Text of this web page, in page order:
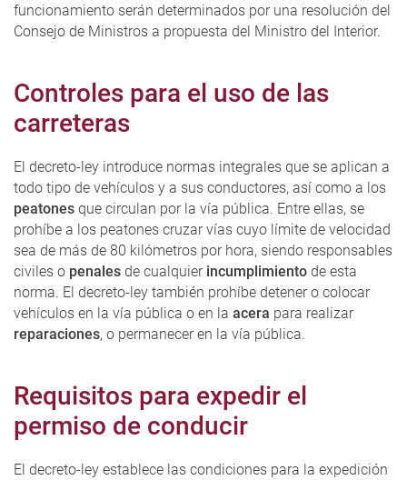
funcionamiento serán determinados por una resolución del
Consejo de Ministros a propuesta del Ministro del Interior.
Controles para el uso de las
carreteras
El decreto-ley introduce normas integrales que se aplican a
todo tipo de vehículos y a sus conductores, así como a los
peatones que circulan por la vía pública. Entre ellas, se
prohíbe a los peatones cruzar vías cuyo límite de velocidad
sea de más de 80 kilómetros por hora, siendo responsables
civiles o penales de cualquierincumplimiento de esta
norma. El decreto-ley también prohíbe detener o colocar
vehículos en la vía pública o en la acera para realizar
reparaciones, o permanecer en la vía pública.
Requisitos para expedir el
permiso de conducir
El decreto-ley establece las condiciones para la expedición